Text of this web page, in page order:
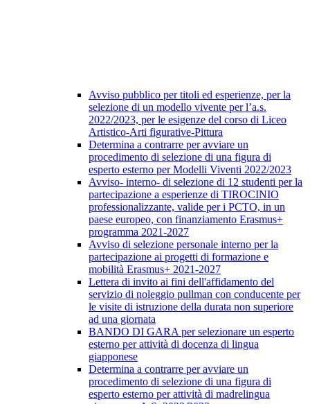
Avviso pubblico per titoli ed esperienze, per la
selezione di un modello vivente per l’a.s.
2022/2023, per le esigenze del corso di Liceo
Artistico-Arti figurative-Pittura
Determina a contrarre per avviare un
procedimento di selezione di una figura di
esperto esterno per Modelli Viventi 2022/2023
Avviso- interno- di selezione di 12 studenti per la
partecipazione a esperienze di TIROCINIO
professionalizzante, valide per i PCTO, in un
paese europeo, con finanziamento Erasmus+
programma 2021-2027
Avviso di selezione personale interno per la
partecipazione ai progetti di formazione e
mobilità Erasmus+ 2021-2027
Lettera di invito ai fini dell'affidamento del
servizio di noleggio pullman con conducente per
le visite di istruzione della durata non superiore
ad una giornata
BANDO DI GARA per selezionare un esperto
esterno per attività di docenza di lingua
giapponese
Determina a contrarre per avviare un
procedimento di selezione di una figura di
esperto esterno per attività di madrelingua